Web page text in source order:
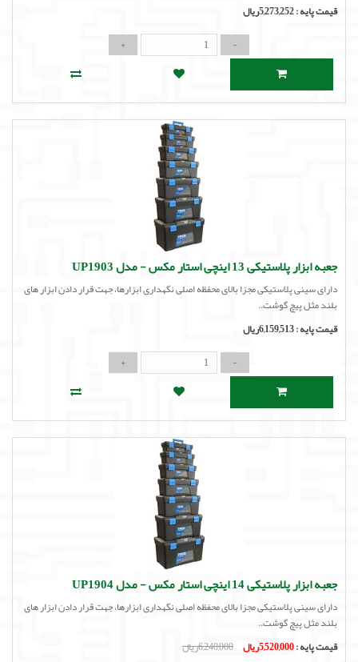
قیمت پایه :5,273,252ریال
جعبه ابزار پلاستیکی 13 اینچی استار مکس - مدل UP1903
دارای سینی پلاستیکی مجزا بالای محفظه اصلی نگهداری ابزارها، جهت قرار دادن ابزار های
بلند مثل پیچ گوشت..
قیمت پایه :6,159,513ریال
جعبه ابزار پلاستیکی 14 اینچی استار مکس - مدل UP1904
دارای سینی پلاستیکی مجزا بالای محفظه اصلی نگهداری ابزارها، جهت قرار دادن ابزار های
بلند مثل پیچ گوشت..
قیمت پایه :5,520,000ریال 6,240,000ریال